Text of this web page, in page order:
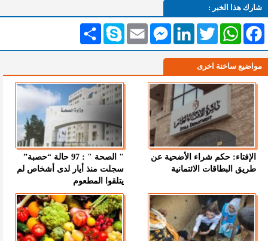
شارك هذا الخبر :
انشر Skype Email
MessengerLinkedInTwitterWhatsAppFacebook
مواضيع ساخنة اخرى
الإفتاء: حكم شراء الأضحية عن
طريق البطاقات الائتمانية
" الصحة " : 97 حالة “حصبة”
سجلت منذ أيار لدى أشخاص لم
يتلقوا المطعوم